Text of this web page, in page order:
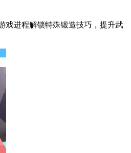
戏进程解锁特殊锻造技巧，提升武